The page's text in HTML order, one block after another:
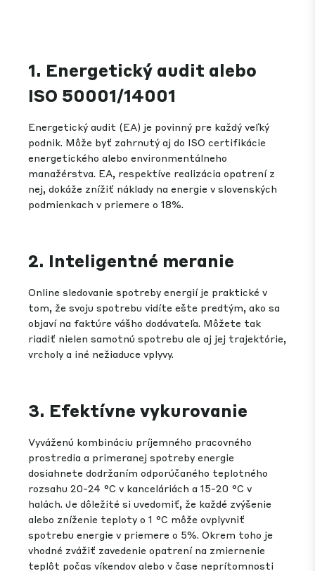
1. Energetický audit alebo
ISO 50001/14001
Energetický audit (EA) je povinný pre každý veľký
podnik. Môže byť zahrnutý aj do ISO certifikácie
energetického alebo environmentálneho
manažérstva. EA, respektíve realizácia opatrení z
nej, dokáže znížiť náklady na energie v slovenských
podmienkach v priemere o 18%.
2. Inteligentné meranie
Online sledovanie spotreby energií je praktické v
tom, že svoju spotrebu vidíte ešte predtým, ako sa
objaví na faktúre vášho dodávateľa. Môžete tak
riadiť nielen samotnú spotrebu ale aj jej trajektórie,
vrcholy a iné nežiaduce vplyvy.
3. Efektívne vykurovanie
Vyváženú kombináciu príjemného pracovného
prostredia a primeranej spotreby energie
dosiahnete dodržaním odporúčaného teplotného
rozsahu 20-24 °C v kanceláriách a 15-20 °C v
halách. Je dôležité si uvedomiť, že každé zvýšenie
alebo zníženie teploty o 1 °C môže ovplyvniť
spotrebu energie v priemere o 5%. Okrem toho je
vhodné zvážiť zavedenie opatrení na zmiernenie
teplôt počas víkendov alebo v čase neprítomnosti